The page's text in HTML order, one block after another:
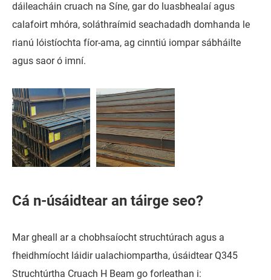
dáileacháin cruach na Síne, gar do luasbhealaí agus
calafoirt mhóra, soláthraímid seachadadh domhanda le
rianú lóistíochta fíor-ama, ag cinntiú iompar sábháilte
agus saor ó imní.
Cá n-úsáidtear an táirge seo?
Mar gheall ar a chobhsaíocht struchtúrach agus a
fheidhmíocht láidir ualachiompartha, úsáidtear Q345
Struchtúrtha Cruach H Beam go forleathan i: